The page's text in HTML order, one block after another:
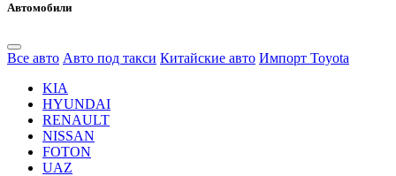
Автомобили
Все авто Авто под такси Китайские авто Импорт Toyota
KIA
HYUNDAI
RENAULT
NISSAN
FOTON
UAZ